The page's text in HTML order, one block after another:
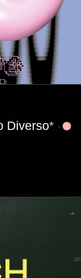
ONLY